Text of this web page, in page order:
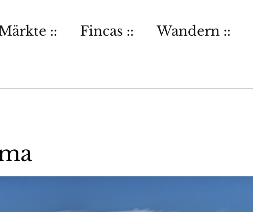
:: Fincas :: Wandern ::